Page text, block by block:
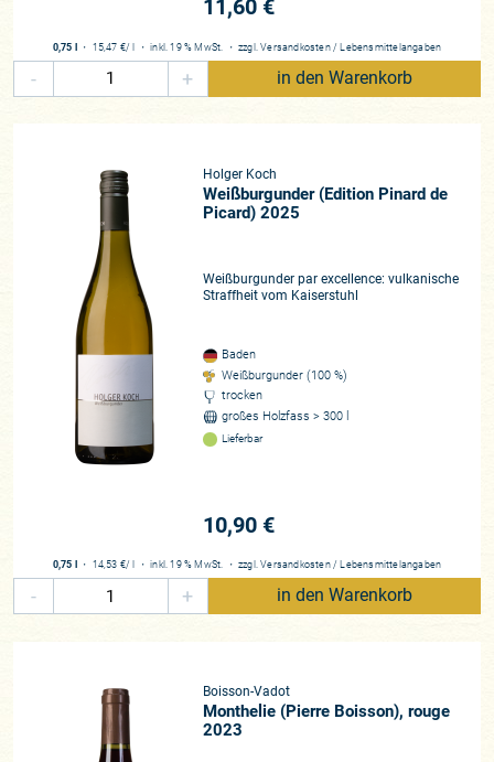
11,60 €
0,75 l ・ 15,47 €/ l ・inkl. 19 % MwSt. ・ zzgl.Versandkosten / Lebensmittelangaben
- + in den Warenkorb
Holger Koch
Weißburgunder (Edition Pinard de
Picard) 2025
Weißburgunder par excellence: vulkanische
Straffheit vom Kaiserstuhl
Baden
Weißburgunder (100 %)
trocken
großes Holzfass > 300 l
Lieferbar
10,90 €
0,75 l ・ 14,53 €/ l ・inkl. 19 % MwSt. ・ zzgl.Versandkosten / Lebensmittelangaben
- + in den Warenkorb
Boisson-Vadot
Monthelie (Pierre Boisson), rouge
2023